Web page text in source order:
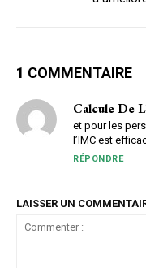
1 COMMENTAIRE
Calcule De
et pour les
l’IMC est
RÉPONDRE
LAISSER UN